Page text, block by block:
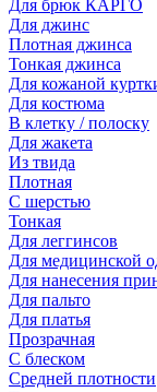
Для брюк КАРГО
Для джинс
Плотная джинса
Тонкая джинса
Для кожаной
Для костюма
В клетку / полоску
Для жакета
Из твида
Плотная
С шерстью
Тонкая
Для леггинсов
Для медицинской
Для нанесения
Для пальто
Для платья
Прозрачная
С блеском
Средней плотности